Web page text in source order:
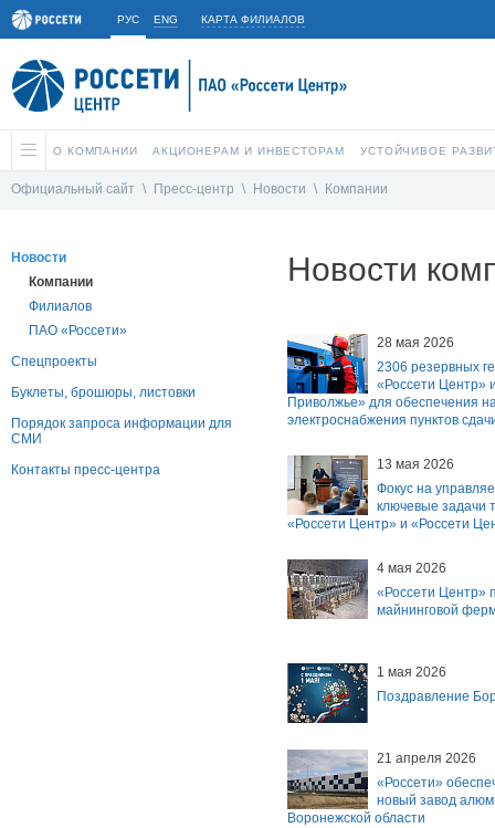
РУС ENG КАРТА ФИЛИАЛОВ
О КОМПАНИИ АКЦИОНЕРАМ И ИНВЕСТОРАМ УСТОЙЧИВОЕ
Официальный сайт \ Пресс-центр \ Новости \ Компании
Новости
Компании
Филиалов
ПАО «Россети»
Спецпроекты
Буклеты, брошюры, листовки
Порядок запроса информации для
СМИ
Контакты пресс-центра
Новости
28 мая 2026
2306 резервных
«Россети Центр»
Приволжье» для обеспечения
электроснабжения пунктов
13 мая 2026
Фокус на
ключевые задачи
«Россети Центр» и «Россети
4 мая 2026
«Россети Центр»
майнинговой
1 мая 2026
Поздравление
21 апреля 2026
«Россети»
новый завод
Воронежской области